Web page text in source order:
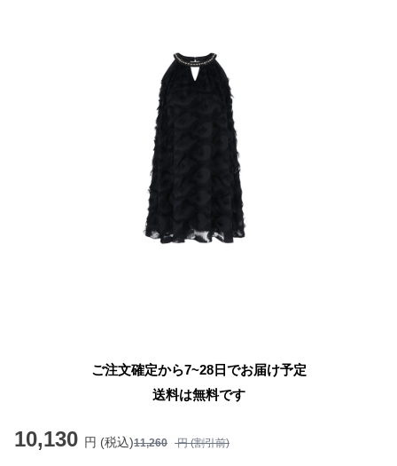
ご注文確定から7~28日でお届け予定
送料は無料です
10,130 円 (税込)11,260 円 (割引前)